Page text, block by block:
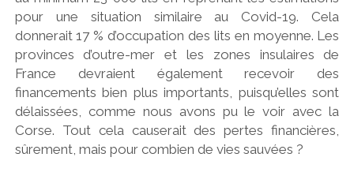
pour une situation similaire au Covid-19. Cela
donnerait 17 % d’occupation des lits en moyenne. Les
provinces d’outre-mer et les zones insulaires de
France devraient également recevoir des
financements bien plus importants, puisqu’elles sont
délaissées, comme nous avons pu le voir avec la
Corse. Tout cela causerait des pertes financières,
sûrement, mais pour combien de vies sauvées ?